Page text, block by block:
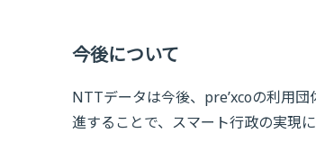
今後について
NTTデータは今後、pre’xcoの利用
進することで、スマート行政の実現に